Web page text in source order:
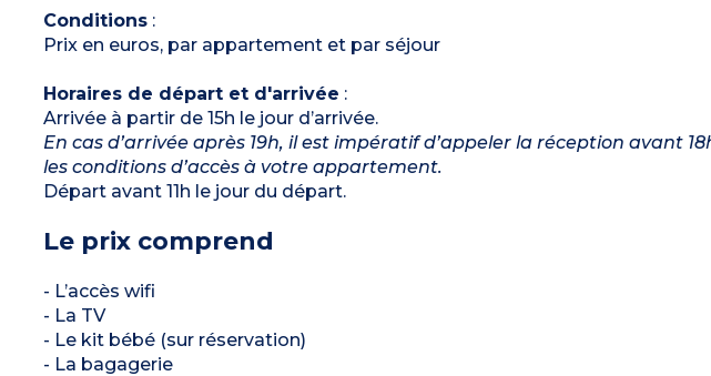
Conditions:
Prix en euros, par appartement et par séjour
Horaires de départ et d'arrivée :
Arrivée à partir de 15h le jour d’arrivée.
En cas d’arrivée après 19h, il est impératif d’appeler la réception avant
les conditions d’accès à votre appartement.
Départ avant 11h le jour du départ.
Le prix comprend
- L’accès wifi
- La TV
- Le kit bébé (sur réservation)
- La bagagerie